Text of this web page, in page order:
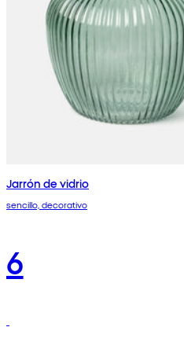
Jarrón de vidrio
sencillo, decorativo
6